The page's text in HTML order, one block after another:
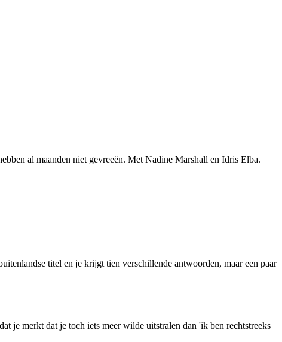
al maanden niet gevreeën. Met Nadine Marshall en Idris Elba.
titel en je krijgt tien verschillende antwoorden, maar een paar
je merkt dat je toch iets meer wilde uitstralen dan 'ik ben rechtstreeks